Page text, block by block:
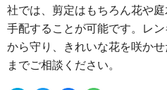
社では、剪定はもちろん花や
手配することが可能です。レ
から守り、きれいな花を咲か
までご相談ください。